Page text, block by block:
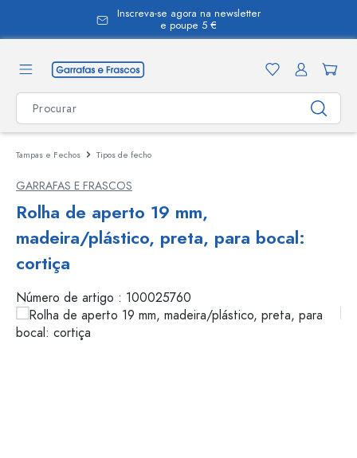
Inscreva-se agora na newsletter
e poupe 5 €
Tampas e Fechos Tipos de fecho
GARRAFAS E FRASCOS
Rolha de aperto 19 mm,
madeira/plástico, preta, para bocal:
cortiça
Número de artigo : 100025760